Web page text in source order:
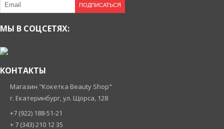
ПОДПИСАТЬСЯ
МЫ В СОЦСЕТЯХ:
КОНТАКТЫ
Магазин "Кокетка Beauty Shop"
г. Екатеринбург, ул. Щорса, 128
+7 (922) 188-51-21
+ 7 (343) 210 12 35